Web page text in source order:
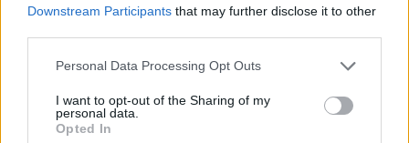
Downstream Participants that may further disclose it to other
Personal Data Processing Opt Outs
I want to opt-out of the Sharing of my
personal data.
Opted In